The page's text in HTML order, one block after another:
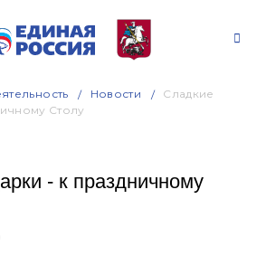
Новости
Сладкие
Столу
- к праздничному